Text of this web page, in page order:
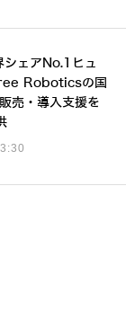
ェアNo.1ヒュ
Roboticsの国
売・導入支援を